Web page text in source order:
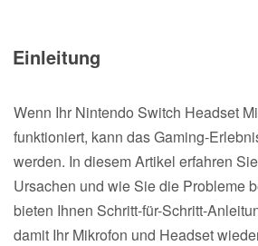
Einleitung
Wenn Ihr Nintendo Switch Headset
funktioniert, kann das Gaming-
werden. In diesem Artikel erfahren
Ursachen und wie Sie die Probleme
bieten Ihnen Schritt-für-Schritt-
damit Ihr Mikrofon und Headset